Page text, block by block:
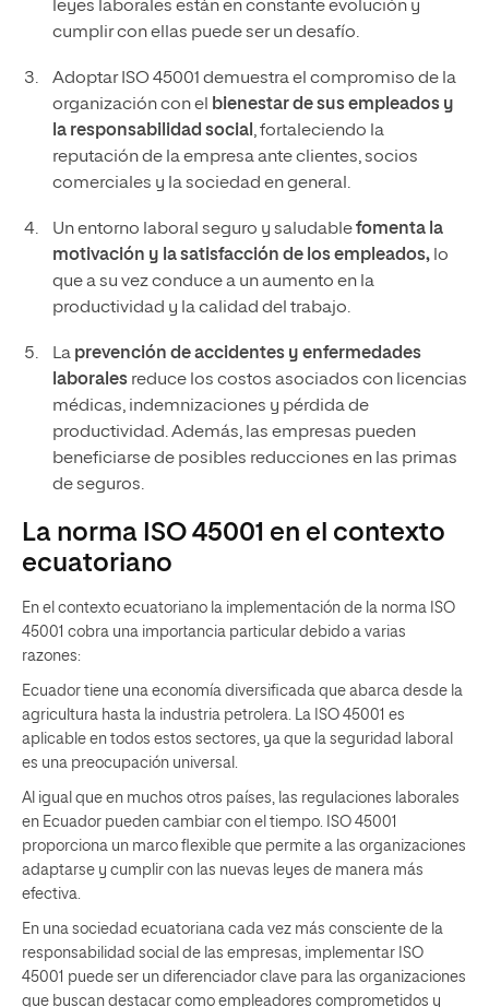
leyes laborales están en constante evolución y
cumplir con ellas puede ser un desafío.
Adoptar ISO 45001 demuestra el compromiso de la
organización con el
bienestar de sus empleados y
la responsabilidad social , fortaleciendo la
reputación de la empresa ante clientes, socios
comerciales y la sociedad en general.
Un entorno laboral seguro y saludablefomenta la
motivación y la satisfacción de los empleados,lo
que a su vez conduce a un aumento en la
productividad y la calidad del trabajo.
La prevención de accidentes y enfermedades
laboralesreduce los costos asociados con licencias
médicas, indemnizaciones y pérdida de
productividad. Además, las empresas pueden
beneficiarse de posibles reducciones en las primas
de seguros.
La norma ISO 45001 en el contexto
ecuatoriano
En el contexto ecuatoriano la implementación de la norma ISO
45001 cobra una importancia particular debido a varias
razones:
Ecuador tiene una economía diversificada que abarca desde la
agricultura hasta la industria petrolera. La ISO 45001 es
aplicable en todos estos sectores, ya que la seguridad laboral
es una preocupación universal.
Al igual que en muchos otros países, las regulaciones laborales
en Ecuador pueden cambiar con el tiempo. ISO 45001
proporciona un marco flexible que permite a las organizaciones
adaptarse y cumplir con las nuevas leyes de manera más
efectiva.
En una sociedad ecuatoriana cada vez más consciente de la
responsabilidad social de las empresas, implementar ISO
45001 puede ser un diferenciador clave para las organizaciones
que buscan destacar como empleadores comprometidos y